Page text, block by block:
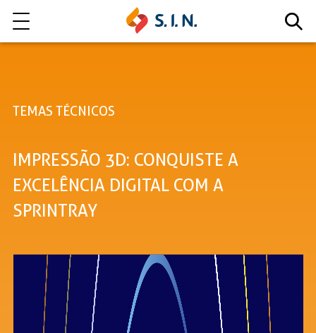
Nossas Soluções
EXPLORE NOSSAS SOLUÇÕES
TEMAS TÉCNICOS
IMPRESSÃO 3D: CONQUISTE A
EXCELÊNCIA DIGITAL COM A
SPRINTRAY